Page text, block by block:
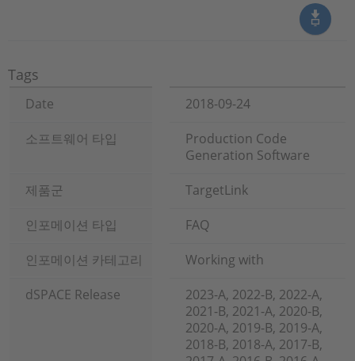
Tags
Date
2018-09-24
소프트웨어 타입
Production Code
Generation Software
제품군
TargetLink
인포메이션 타입
FAQ
인포메이션 카테고리
Working with
dSPACE Release
2023-A, 2022-B, 2022-A,
2021-B, 2021-A, 2020-B,
2020-A, 2019-B, 2019-A,
2018-B, 2018-A, 2017-B,